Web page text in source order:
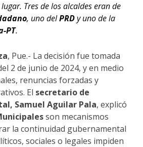
Tres de los alcaldes eran de
, uno delPRDy uno de la
PT.
, Pue.- La decisión fue tomada
2 de junio de 2024, y en medio
renuncias forzadas y
El secretario de
Samuel Aguilar Pala, explicó
son mecanismos
la continuidad gubernamental
sociales o legales impiden